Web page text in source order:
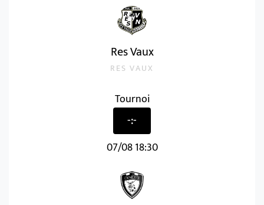
Res Vaux
RES VAUX
Tournoi
-:-
07/08 18:30